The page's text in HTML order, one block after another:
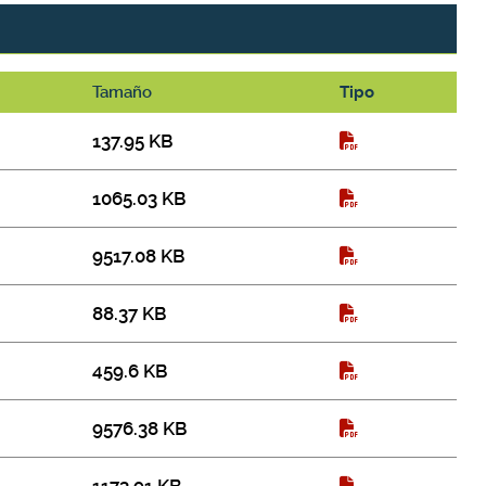
Tamaño Tipo
137.95 KB
1065.03 KB
9517.08 KB
88.37 KB
459.6 KB
9576.38 KB